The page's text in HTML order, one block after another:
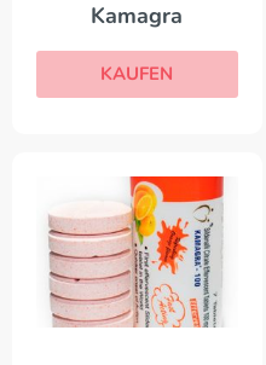
Kamagra
KAUFEN